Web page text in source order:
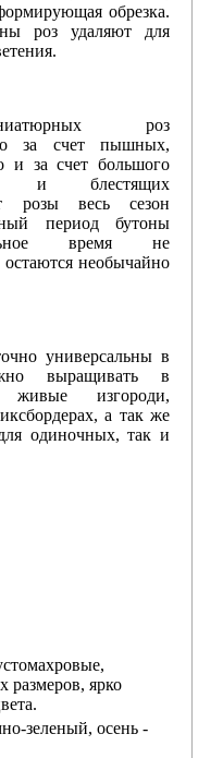
обрезка.
роз удаляют для
роз
за счет пышных,
и за счет большого
и блестящих
розы весь сезон
период бутоны
время не
необычайно
универсальны в
выращивать в
живые изгороди,
а так же
одиночных, так и
размеров, ярко
зеленый, осень -